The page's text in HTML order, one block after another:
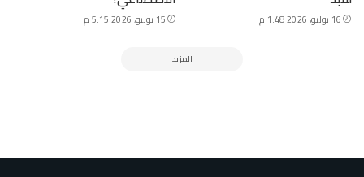
16 يوليو، 2026 1:48 م 15 يوليو، 2026 5:15 م
المزيد